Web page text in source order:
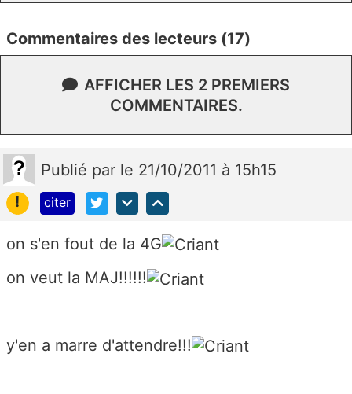
Commentaires des lecteurs (17)
AFFICHER LES 2 PREMIERS
COMMENTAIRES.
Publié par le 21/10/2011 à 15h15
!
citer
on s'en fout de la 4G
on veut la MAJ!!!!!!
y'en a marre d'attendre!!!